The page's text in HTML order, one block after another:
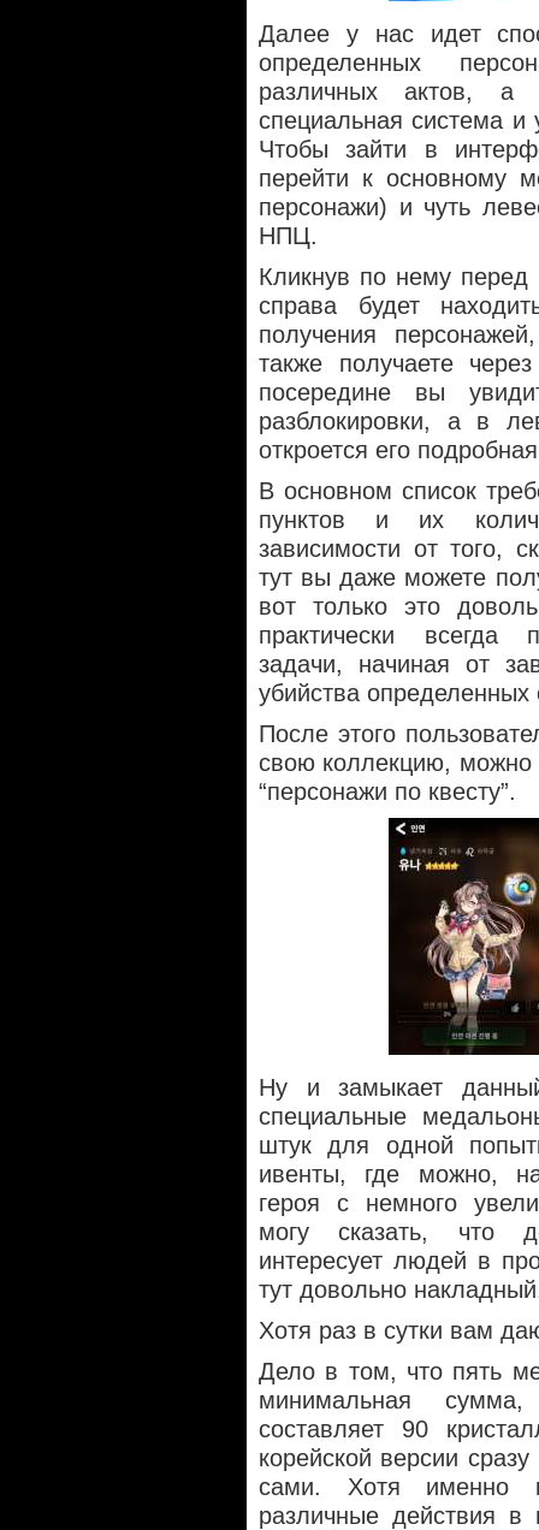
Далее у нас идет
определенных
различных актов,
специальная система и
Чтобы зайти в
перейти к основному
персонажи) и чуть
НПЦ.
Кликнув по нему перед
справа будет
получения
также получаете
посередине вы
разблокировки, а в
откроется его
В основном список
пунктов и их
зависимости от того,
тут вы даже можете
вот только это
практически всегда
задачи, начиная от
убийства определенных
После этого
свою коллекцию, можно
“персонажи по квесту”.
Ну и замыкает
специальные
штук для одной
ивенты, где можно,
героя с немного
могу сказать, что
интересует людей в
тут довольно
Хотя раз в сутки вам
Дело в том, что пять
минимальная
составляет 90
корейской версии
сами. Хотя именно
различные действия в